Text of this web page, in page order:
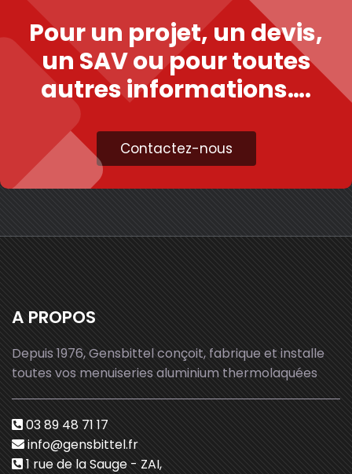
Pour un projet, un devis,
un SAV ou pour toutes
autres informations….
Contactez-nous
A PROPOS
Depuis 1976, Gensbittel conçoit, fabrique et installe
toutes vos menuiseries aluminium thermolaquées
03 89 48 71 17
info@gensbittel.fr
1 rue de la Sauge - ZAI,